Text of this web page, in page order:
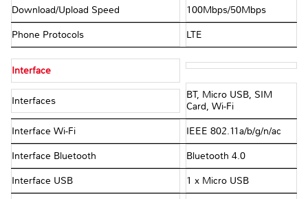
Download/Upload Speed 100Mbps/50Mbps
Phone Protocols LTE
Interface
Interfaces
BT, Micro USB, SIM
Card, Wi-Fi
Interface Wi-Fi IEEE 802.11a/b/g/n/ac
Interface Bluetooth Bluetooth 4.0
Interface USB 1 x Micro USB